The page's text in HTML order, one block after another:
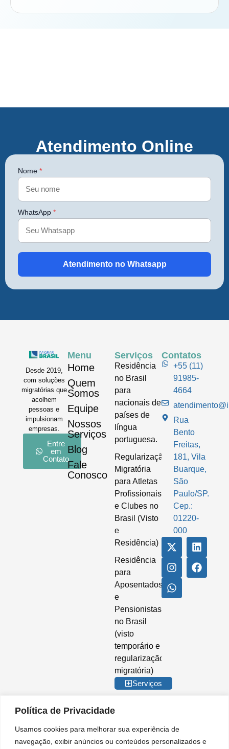
Política de Privacidade
Usamos cookies para melhorar sua experiência de
navegação, exibir anúncios ou conteúdos personalizados e
Atendimento Online
Nome *
WhatsApp *
Atendimento no Whatsapp
Desde 2019,
com soluções
migratórias que
acolhem
pessoas e
impulsionam
empresas.
Entre
em
Contato
Menu
Home
Quem
Somos
Equipe
Nossos
Serviços
Blog
Fale
Conosco
Serviços
Residência
no Brasil
para
nacionais de
países de
língua
portuguesa.
Regularização
Migratória
para Atletas
Profissionais
e Clubes no
Brasil (Visto
e
Residência)
Residência
para
Aposentados
e
Pensionistas
no Brasil
(visto
temporário e
regularização
migratória)
Serviços
Contatos
+55 (11)
91985-
4664
Rua
Bento
Freitas,
181, Vila
Buarque,
São
Paulo/SP.
Cep.:
01220-
000
35.842.274/0001-02. IMIGRAR BRASIL® é marca registrada no INPI. A